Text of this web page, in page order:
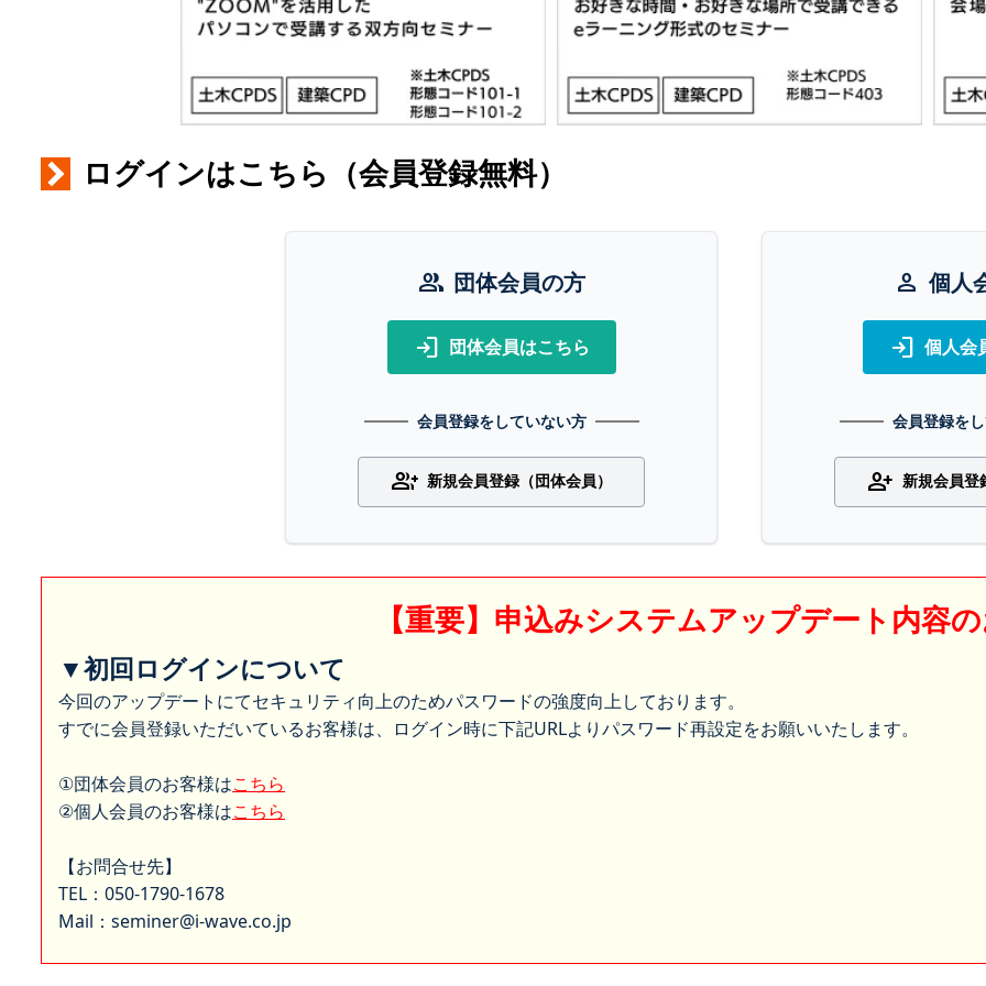
ログインはこちら（会員登録無料）
group 団体会員の方
login 団体会員はこちら
会員登録をしていない方
group_add 新規会員登録（団体会員）
person 個人
login 個人会
会員登録を
person_add 新規会員登
【重要】申込みシステムアップデート内容
▼初回ログインについて
今回のアップデートにてセキュリティ向上のためパスワードの強度向上しております。
すでに会員登録いただいているお客様は、ログイン時に下記URLよりパスワード再設定をお願いいたします。
①団体会員のお客様はこちら
②個人会員のお客様はこちら
【お問合せ先】
TEL：050-1790-1678
Mail：seminer@i-wave.co.jp